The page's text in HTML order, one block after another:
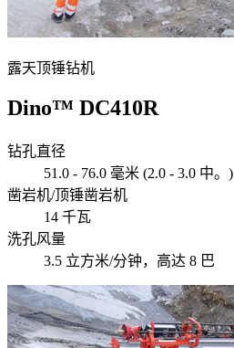
露天顶锤钻机
Dino™ DC410R
钻孔直径
51.0 - 76.0 毫米 (2.0 - 3.0 中。)
凿岩机/顶锤凿岩机
14 千瓦
洗孔风量
3.5 立方米/分钟，高达 8 巴